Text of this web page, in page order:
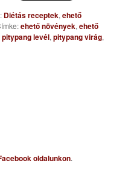
Diétás receptek,ehető
ehető növények,ehető
pitypang levél,pitypang virág,
oldalunkon.